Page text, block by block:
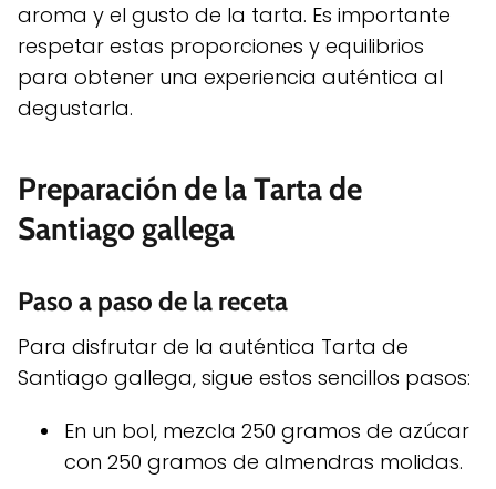
aroma y el gusto de la tarta. Es importante
respetar estas proporciones y equilibrios
para obtener una experiencia auténtica al
degustarla.
Preparación de la Tarta de
Santiago gallega
Paso a paso de la receta
Para disfrutar de la auténtica Tarta de
Santiago gallega, sigue estos sencillos pasos:
En un bol, mezcla 250 gramos de azúcar
con 250 gramos de almendras molidas.